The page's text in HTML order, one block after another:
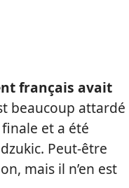
français avait
beaucoup attardé
et a été
Peut-être
mais il n’en est